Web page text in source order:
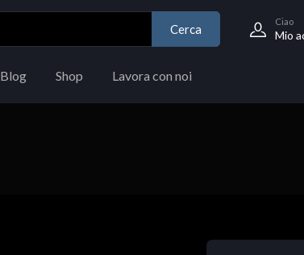
Cerca
Ciao
Mio
Blog Shop Lavora con noi